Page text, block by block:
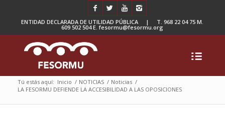
ENTIDAD DECLARADA DE UTILIDAD PÚBLICA | T. 968 22 04 75 M.
609 502 504 E. fesormu@fesormu.org
Tú estás aquí: Inicio / NOTICIAS / Noticias /
LA FESORMU DEFIENDE LA ACCESIBILIDAD A LAS OPOSICIONES